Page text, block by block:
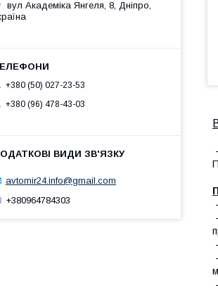
вул Академіка Янгеля, 8, Дніпро,
+380 (50) 027-23-53
+380 (96) 478-43-03
avtomir24.info@gmail.com
+380964784303